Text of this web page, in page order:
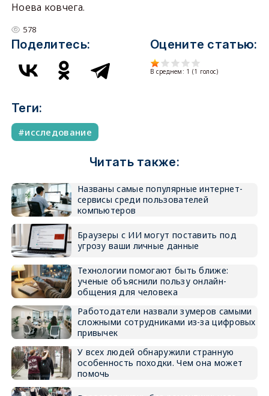
Ноева ковчега.
578
Поделитесь: Оцените статью:
В среднем: 1 (1 голос)
Теги:
исследование
Читать также:
Названы самые популярные интернет-
сервисы среди пользователей
компьютеров
Браузеры с ИИ могут поставить под
угрозу ваши личные данные
Технологии помогают быть ближе:
ученые объяснили пользу онлайн-
общения для человека
Работодатели назвали зумеров самыми
сложными сотрудниками из-за цифровых
привычек
У всех людей обнаружили странную
особенность походки. Чем она может
помочь